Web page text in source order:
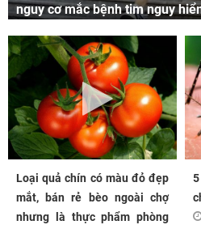
nguy cơ mắc bệnh tim nguy
Loại quả chín có màu đỏ đẹp
mắt, bán rẻ bèo ngoài chợ
nhưng là thực phẩm phòng